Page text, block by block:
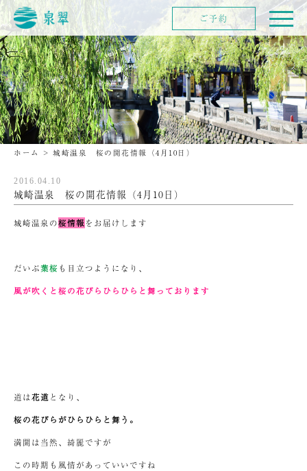
ホーム > 城崎温泉 桜の開花情報（4月10日）
2016.04.10
城崎温泉 桜の開花情報（4月10日）
城崎温泉の桜情報 をお届けします
だいぶ葉桜も目立つようになり、
風が吹くと桜の花びらひらひらと舞っております
道は花道となり、
桜の花びらがひらひらと舞う。
満開は当然、綺麗ですが
この時期も風情があっていいですね
ご予約